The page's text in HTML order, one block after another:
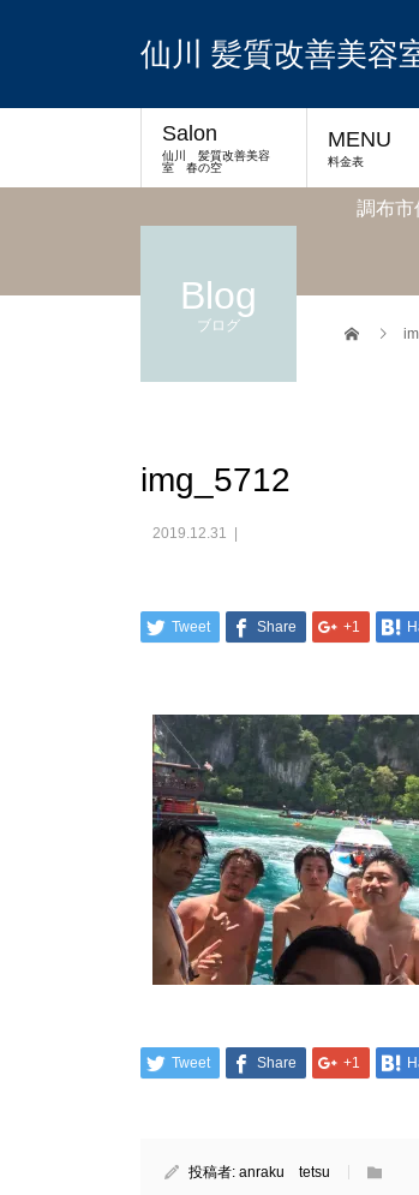
仙川 髪質改善美容
Salon
仙川 髪質改善美容
室 春の空
MENU
料金表
Blog
ブログ
調布
img_5712
2019.12.31
Tweet Share +1
Tweet Share +1
投稿者: anraku tetsu